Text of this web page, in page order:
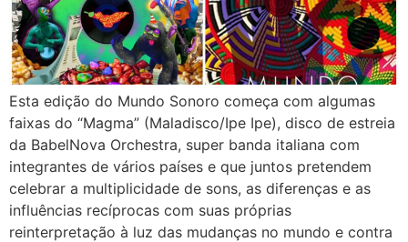
Esta edição do Mundo Sonoro começa com algumas
faixas do “Magma” (Maladisco/Ipe Ipe), disco de estreia
da BabelNova Orchestra, super banda italiana com
integrantes de vários países e que juntos pretendem
celebrar a multiplicidade de sons, as diferenças e as
influências recíprocas com suas próprias
reinterpretação à luz das mudanças no mundo e contra